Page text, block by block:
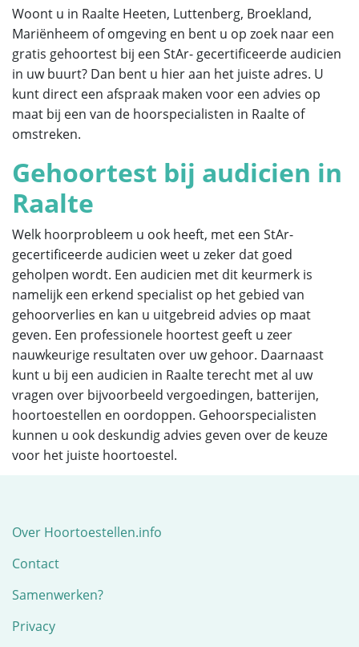
Woont u in Raalte Heeten, Luttenberg, Broekland,
Mariënheem of omgeving en bent u op zoek naar een
gratis gehoortest bij een StAr- gecertificeerde audicien
in uw buurt? Dan bent u hier aan het juiste adres. U
kunt direct een afspraak maken voor een advies op
maat bij een van de hoorspecialisten in Raalte of
omstreken.
Gehoortest bij audicien in
Raalte
Welk hoorprobleem u ook heeft, met een StAr-
gecertificeerde audicien weet u zeker dat goed
geholpen wordt. Een audicien met dit keurmerk is
namelijk een erkend specialist op het gebied van
gehoorverlies en kan u uitgebreid advies op maat
geven. Een professionele hoortest geeft u zeer
nauwkeurige resultaten over uw gehoor. Daarnaast
kunt u bij een audicien in Raalte terecht met al uw
vragen over bijvoorbeeld vergoedingen, batterijen,
hoortoestellen en oordoppen. Gehoorspecialisten
kunnen u ook deskundig advies geven over de keuze
voor het juiste hoortoestel.
Over Hoortoestellen.info
Contact
Samenwerken?
Privacy